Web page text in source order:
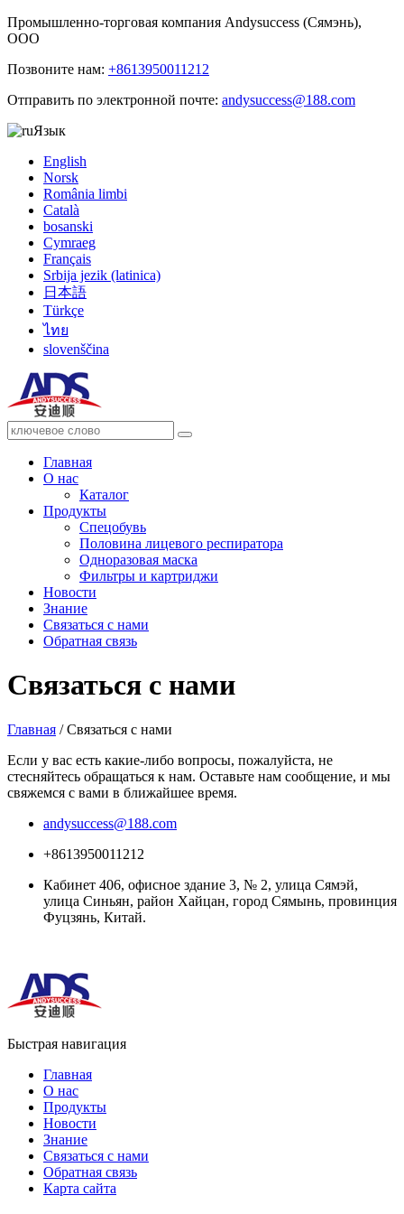
Промышленно-торговая компания Andysuccess (Сямэнь),
ООО
Позвоните нам: +8613950011212
Отправить по электронной почте: andysuccess@188.com
Язык
English
Norsk
România limbi
Català
bosanski
Cymraeg
Français
Srbija jezik (latinica)
日本語
Türkçe
ไทย
slovenščina
Главная
О нас
Каталог
Продукты
Спецобувь
Половина лицевого респиратора
Одноразовая маска
Фильтры и картриджи
Новости
Знание
Связаться с нами
Обратная связь
Связаться с нами
Главная / Связаться с нами
Если у вас есть какие-либо вопросы, пожалуйста, не
стесняйтесь обращаться к нам. Оставьте нам сообщение, и мы
свяжемся с вами в ближайшее время.
andysuccess@188.com
+8613950011212
Кабинет 406, офисное здание 3, № 2, улица Сямэй,
улица Синьян, район Хайцан, город Сямынь, провинция
Фуцзянь, Китай.
Быстрая навигация
Главная
О нас
Продукты
Новости
Знание
Связаться с нами
Обратная связь
Карта сайта